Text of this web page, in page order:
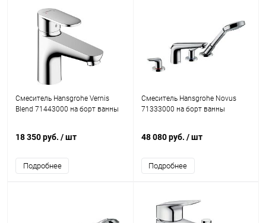
Смеситель Hansgrohe Vernis
Blend 71443000 на борт ванны
18 350 руб. / шт
Подробнее
Смеситель Hansgrohe Novus
71333000 на борт ванны
48 080 руб. / шт
Подробнее